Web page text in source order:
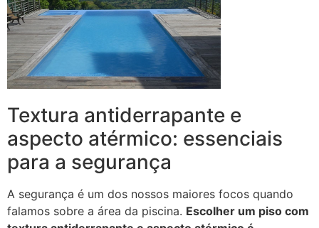
Textura antiderrapante e
aspecto atérmico: essenciais
para a segurança
A segurança é um dos nossos maiores focos quando
falamos sobre a área da piscina. Escolher um piso com